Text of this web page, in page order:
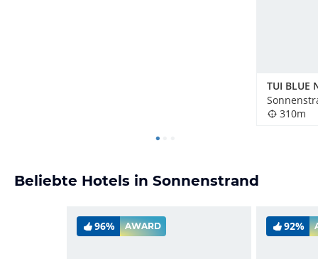
310m
Beliebte Hotels in Sonnenstrand
96% AWARD 92%